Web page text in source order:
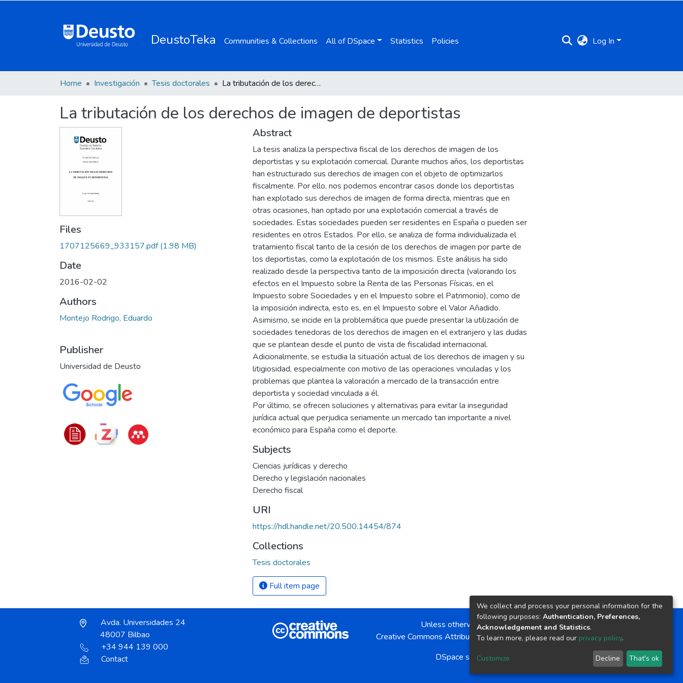
DeustoTeka Communities & Collections All of DSpace Statistics Policies Log In
Home Investigación Tesis doctorales La tributación de los derechos de imagen de deportistas
La tributación de los derechos de imagen de deportistas
Files
1707125669_933157.pdf(1.98 MB)
Date
2016-02-02
Authors
Montejo Rodrigo, Eduardo
Publisher
Universidad de Deusto
Abstract
La tesis analiza la perspectiva fiscal de los derechos de imagen de los
deportistas y su explotación comercial. Durante muchos años, los deportistas
han estructurado sus derechos de imagen con el objeto de optimizarlos
fiscalmente. Por ello, nos podemos encontrar casos donde los deportistas
han explotado sus derechos de imagen de forma directa, mientras que en
otras ocasiones, han optado por una explotación comercial a través de
sociedades. Estas sociedades pueden ser residentes en España o pueden ser
residentes en otros Estados. Por ello, se analiza de forma individualizada el
tratamiento fiscal tanto de la cesión de los derechos de imagen por parte de
los deportistas, como la explotación de los mismos. Este análisis ha sido
realizado desde la perspectiva tanto de la imposición directa (valorando los
efectos en el Impuesto sobre la Renta de las Personas Físicas, en el
Impuesto sobre Sociedades y en el Impuesto sobre el Patrimonio), como de
la imposición indirecta, esto es, en el Impuesto sobre el Valor Añadido.
Asimismo, se incide en la problemática que puede presentar la utilización de
sociedades tenedoras de los derechos de imagen en el extranjero y las dudas
que se plantean desde el punto de vista de fiscalidad internacional.
Adicionalmente, se estudia la situación actual de los derechos de imagen y su
litigiosidad, especialmente con motivo de las operaciones vinculadas y los
problemas que plantea la valoración a mercado de la transacción entre
deportista y sociedad vinculada a él.
Por último, se ofrecen soluciones y alternativas para evitar la inseguridad
jurídica actual que perjudica seriamente un mercado tan importante a nivel
económico para España como el deporte.
Subjects
Ciencias jurídicas y derecho
Derecho y legislación nacionales
Derecho fiscal
URI
https://hdl.handle.net/20.500.14454/874
Collections
Tesis doctorales
Full item page
Avda. Universidades 24
48007 Bilbao
+34 944 139 000
Contact
Unless otherwise noted, the item license is described as:
Creative Commons Attribution-NonCommercial-NoDerivs 4.0 License
DSpace softwarecopyright © 2002-2026 LYRASIS
Send Feedback
We collect and process your personal information for the
following purposes: Authentication, Preferences,
Acknowledgement and Statistics.
To learn more, please read our privacy policy.
Customize Decline That's ok